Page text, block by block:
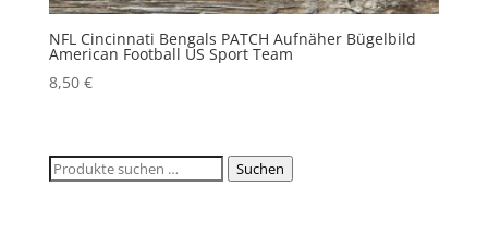
NFL Cincinnati Bengals PATCH Aufnäher Bügelbild
American Football US Sport Team
8,50 €
Suchen
Suchen